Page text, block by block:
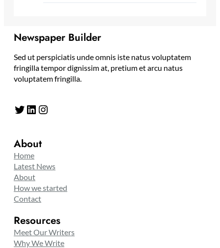
Newspaper Builder
Sed ut perspiciatis unde omnis iste natus voluptatem
fringilla tempor dignissim at, pretium et arcu natus
voluptatem fringilla.
Twitter LinkedIn Instagram
About
Home
Latest News
About
How we started
Contact
Resources
Meet Our Writers
Why We Write